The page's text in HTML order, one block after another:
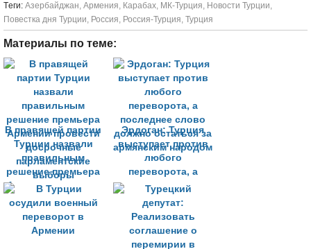
Tеги: Азербайджан, Армения, Карабах, МК-Турция, Новости Турции,
Повестка дня Турции, Россия, Россия-Турция, Турция
Материалы по теме:
В правящей партии
Турции назвали
правильным
решение премьера
Армении провести
досрочные
парламентские
выборы
Эрдоган: Турция
выступает против
любого
переворота, а
последнее слово
должно остаться за
армянским народом